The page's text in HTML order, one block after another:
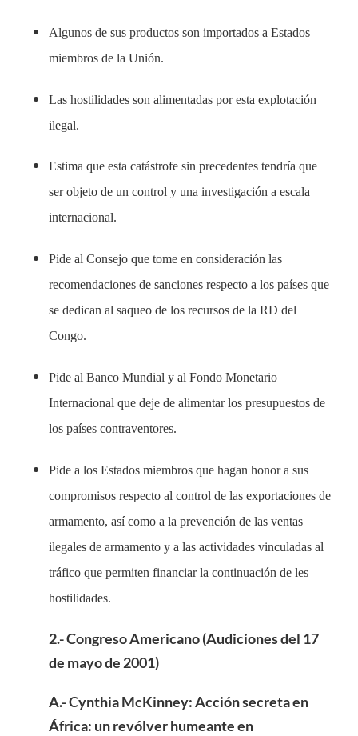
Algunos de sus productos son importados a Estados
miembros de la Unión.
Las hostilidades son alimentadas por esta explotación
ilegal.
Estima que esta catástrofe sin precedentes tendría que
ser objeto de un control y una investigación a escala
internacional.
Pide al Consejo que tome en consideración las
recomendaciones de sanciones respecto a los países que
se dedican al saqueo de los recursos de la RD del
Congo.
Pide al Banco Mundial y al Fondo Monetario
Internacional que deje de alimentar los presupuestos de
los países contraventores.
Pide a los Estados miembros que hagan honor a sus
compromisos respecto al control de las exportaciones de
armamento, así como a la prevención de las ventas
ilegales de armamento y a las actividades vinculadas al
tráfico que permiten financiar la continuación de les
hostilidades.
2.- Congreso Americano (Audiciones del 17
de mayo de 2001)
A.- Cynthia McKinney: Acción secreta en
África: un revólver humeante en